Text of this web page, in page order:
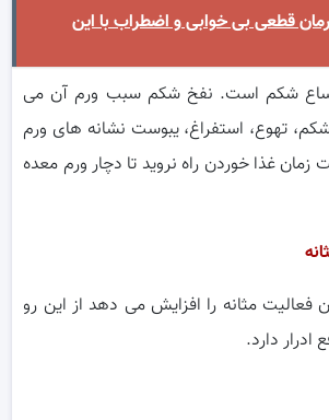
قطعی بی خوابی و اضطراب با این
شکم است. نفخ شکم سبب ورم آن می
تهوع، استفراغ، یبوست نشانه های ورم
غذا خوردن راه نروید تا دچار ورم معده
فعالیت مثانه را افزایش می دهد از این رو
دارد.